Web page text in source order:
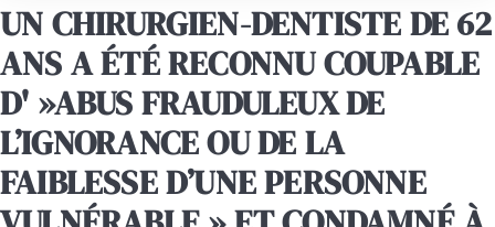
UN CHIRURGIEN-DENTISTE DE 62
ANS A ÉTÉ RECONNU COUPABLE
D' »ABUS FRAUDULEUX DE
L’IGNORANCE OU DE LA
FAIBLESSE D’UNE PERSONNE